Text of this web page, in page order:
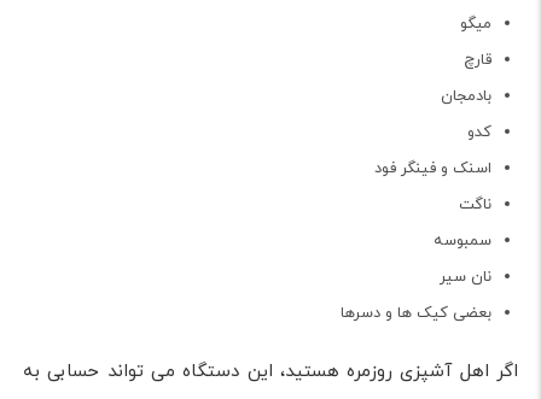
میگو
قارچ
بادمجان
کدو
اسنک و فینگر فود
ناگت
سمبوسه
نان سیر
بعضی کیک ها و دسرها
اگر اهل آشپزی روزمره هستید، این دستگاه می تواند حسابی به